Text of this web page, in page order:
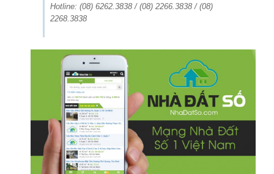
Hotline: (08) 6262.3838 / (08) 2266.3838 / (08)
2268.3838